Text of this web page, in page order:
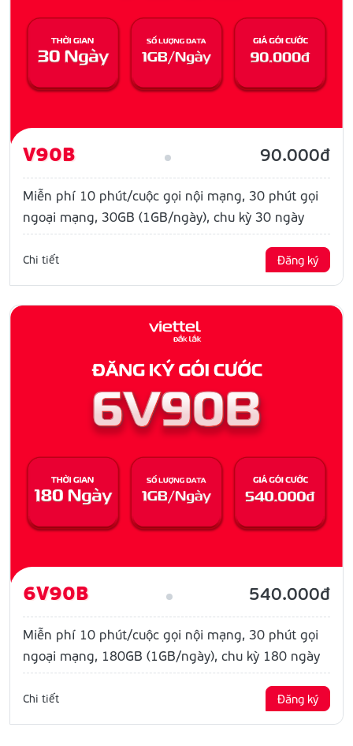
V90B 90.000đ
Miễn phí 10 phút/cuộc gọi nội mạng, 30 phút gọi
ngoại mạng, 30GB (1GB/ngày), chu kỳ 30 ngày
Chi tiết Đăng ký
6V90B 540.000đ
Miễn phí 10 phút/cuộc gọi nội mạng, 30 phút gọi
ngoại mạng, 180GB (1GB/ngày), chu kỳ 180 ngày
Chi tiết Đăng ký